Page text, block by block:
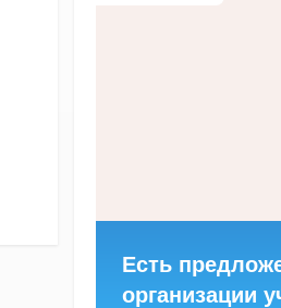
Есть
организации